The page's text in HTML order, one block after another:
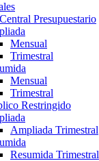
Presupuestario
Mensual
Trimestral
Mensual
Trimestral
Restringido
Ampliada Trimestral
Resumida Trimestral